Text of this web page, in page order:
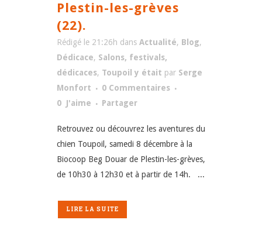
Plestin-les-grèves
(22).
Rédigé le 21:26h dans Actualité, Blog,
Dédicace, Salons, festivals,
dédicaces, Toupoil y était par Serge
Monfort
0 Commentaires
0 J'aime Partager
Retrouvez ou découvrez les aventures du
chien Toupoil, samedi 8 décembre à la
Biocoop Beg Douar de Plestin-les-grèves,
de 10h30 à 12h30 et à partir de 14h. ...
LIRE LA SUITE